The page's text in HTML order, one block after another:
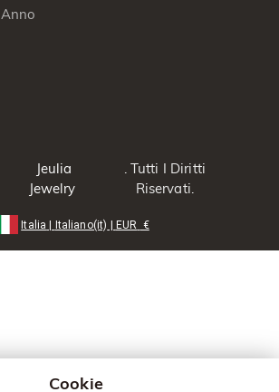
Anno
Jeulia
Jewelry
. Tutti I Diritti
Riservati.
Italia Italiano(it) EUR €
Cookie